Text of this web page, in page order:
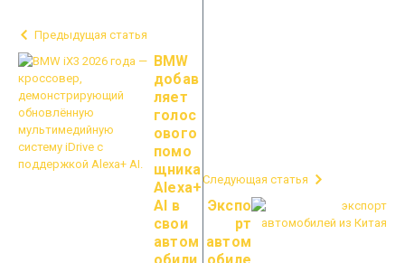
Предыдущая статья
BMW
добав
ляет
голос
ового
помо
щника
Alexa+
AI в
свои
автом
обили
Следующая статья
Экспо
рт
автом
обиле